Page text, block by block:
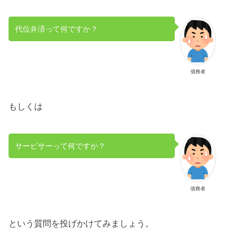
債務者
代位弁済って何ですか？
もしくは
債務者
サービサーって何ですか？
という質問を投げかけてみましょう。